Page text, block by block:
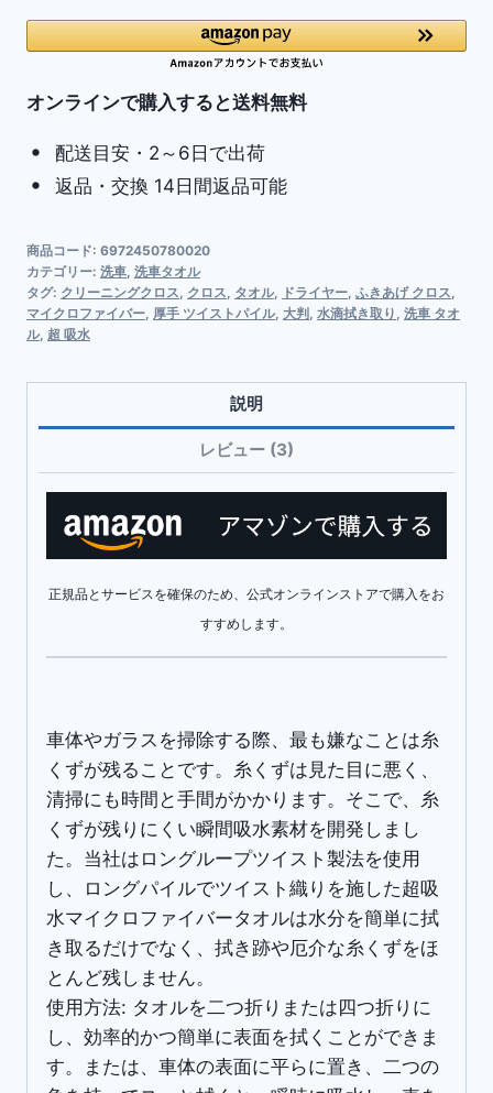
ク
ー)
車
タ
ル
マ
イ
ク
ァ
バ
ー
超
水
ロ
レ
ー
青
縁
50x60cm
入
り
個
オンラインで購入すると送料無料
配送目安・2～6日で出荷
返品・交換 14日間返品可能
商品コード: 6972450780020
カテゴリー: 洗車 洗車タオル
タグ: クリーニングクロス クロス タオル ドライヤー ふきあげ クロス
マイクロファイバー 厚手 ツイストパイル 大判 水滴拭き取り 洗車 タオ
ル 超 吸水
説明
レビュー (3)
正規品とサービスを確保のため、公式オンラインストアで購入をお
すすめします。
車体やガラスを掃除する際、最も嫌なことは糸
くずが残ることです。糸くずは見た目に悪く、
清掃にも時間と手間がかかります。そこで、糸
くずが残りにくい瞬間吸水素材を開発しまし
た。当社はロングループツイスト製法を使用
し、ロングパイルでツイスト織りを施した超吸
水マイクロファイバータオルは水分を簡単に拭
き取るだけでなく、拭き跡や厄介な糸くずをほ
とんど残しません。
使用方法: タオルを二つ折りまたは四つ折りに
し、効率的かつ簡単に表面を拭くことができま
す。または、車体の表面に平らに置き、二つの